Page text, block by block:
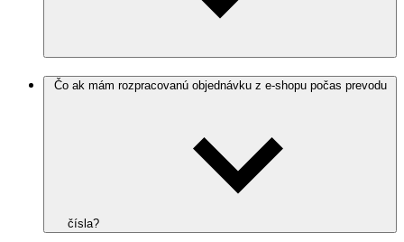
Čo ak mám rozpracovanú objednávku z e-shopu počas prevodu
čísla?